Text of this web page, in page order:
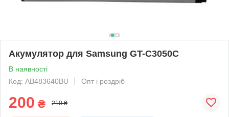
Акумулятор для Samsung GT-C3050C
В наявності
Код: AB483640BU
Опт і роздріб
200 ₴ 210 ₴